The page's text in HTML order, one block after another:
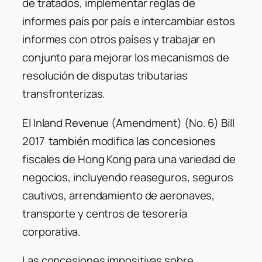
de tratados, implementar reglas de
informes país por país e intercambiar estos
informes con otros países y trabajar en
conjunto para mejorar los mecanismos de
resolución de disputas tributarias
transfronterizas.
El Inland Revenue (Amendment) (No. 6) Bill
2017 también modifica las concesiones
fiscales de Hong Kong para una variedad de
negocios, incluyendo reaseguros, seguros
cautivos, arrendamiento de aeronaves,
transporte y centros de tesorería
corporativa.